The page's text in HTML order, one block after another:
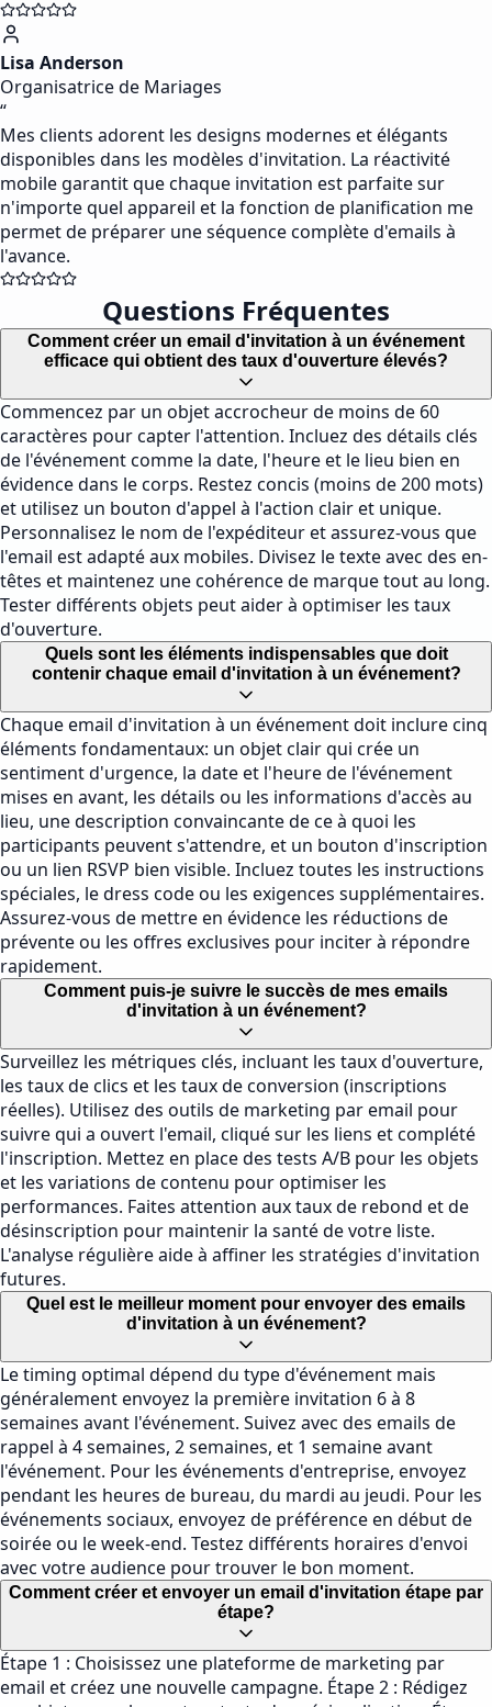
Lisa Anderson
Organisatrice de Mariages
“
Mes clients adorent les designs modernes et élégants
disponibles dans les modèles d'invitation. La réactivité
mobile garantit que chaque invitation est parfaite sur
n'importe quel appareil et la fonction de planification me
permet de préparer une séquence complète d'emails à
l'avance.
Questions Fréquentes
Comment créer un email d'invitation à un événement
efficace qui obtient des taux d'ouverture élevés?
Commencez par un objet accrocheur de moins de 60
caractères pour capter l'attention. Incluez des détails clés
de l'événement comme la date, l'heure et le lieu bien en
évidence dans le corps. Restez concis (moins de 200 mots)
et utilisez un bouton d'appel à l'action clair et unique.
Personnalisez le nom de l'expéditeur et assurez-vous que
l'email est adapté aux mobiles. Divisez le texte avec des en-
têtes et maintenez une cohérence de marque tout au long.
Tester différents objets peut aider à optimiser les taux
d'ouverture.
Quels sont les éléments indispensables que doit
contenir chaque email d'invitation à un événement?
Chaque email d'invitation à un événement doit inclure cinq
éléments fondamentaux: un objet clair qui crée un
sentiment d'urgence, la date et l'heure de l'événement
mises en avant, les détails ou les informations d'accès au
lieu, une description convaincante de ce à quoi les
participants peuvent s'attendre, et un bouton d'inscription
ou un lien RSVP bien visible. Incluez toutes les instructions
spéciales, le dress code ou les exigences supplémentaires.
Assurez-vous de mettre en évidence les réductions de
prévente ou les offres exclusives pour inciter à répondre
rapidement.
Comment puis-je suivre le succès de mes emails
d'invitation à un événement?
Surveillez les métriques clés, incluant les taux d'ouverture,
les taux de clics et les taux de conversion (inscriptions
réelles). Utilisez des outils de marketing par email pour
suivre qui a ouvert l'email, cliqué sur les liens et complété
l'inscription. Mettez en place des tests A/B pour les objets
et les variations de contenu pour optimiser les
performances. Faites attention aux taux de rebond et de
désinscription pour maintenir la santé de votre liste.
L'analyse régulière aide à affiner les stratégies d'invitation
futures.
Quel est le meilleur moment pour envoyer des emails
d'invitation à un événement?
Le timing optimal dépend du type d'événement mais
généralement envoyez la première invitation 6 à 8
semaines avant l'événement. Suivez avec des emails de
rappel à 4 semaines, 2 semaines, et 1 semaine avant
l'événement. Pour les événements d'entreprise, envoyez
pendant les heures de bureau, du mardi au jeudi. Pour les
événements sociaux, envoyez de préférence en début de
soirée ou le week-end. Testez différents horaires d'envoi
avec votre audience pour trouver le bon moment.
Comment créer et envoyer un email d'invitation étape par
étape?
Étape 1 : Choisissez une plateforme de marketing par
email et créez une nouvelle campagne. Étape 2 : Rédigez